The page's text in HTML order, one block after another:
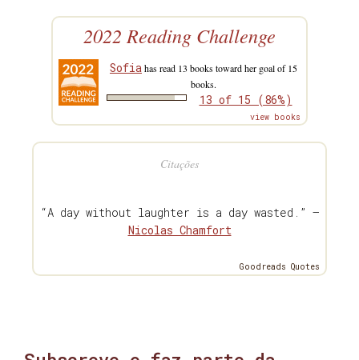
2022 Reading Challenge
Sofiahas read 13 books toward her goal of 15
books.
13 of 15 (86%)
view books
Citações
“A day without laughter is a day wasted.” —
Nicolas Chamfort
Goodreads Quotes